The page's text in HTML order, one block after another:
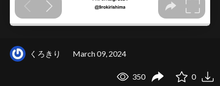
くろきり March 09, 2024
350 0